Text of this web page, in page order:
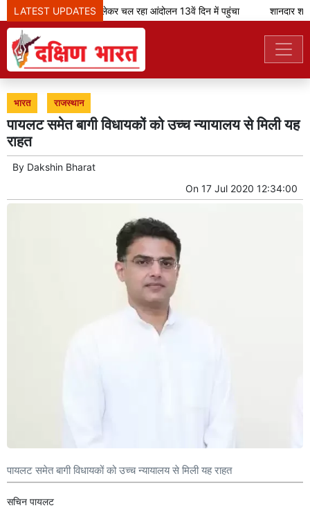
LATEST UPDATES
झारखंड: परीक्षा को लेकर चल रहा आंदोलन 13वें दिन में पहुंचा शानदार
भारत राजस्थान
पायलट समेत बागी विधायकों को उच्च न्यायालय से मिली यह
राहत
By Dakshin Bharat
On 17 Jul 2020 12:34:00
पायलट समेत बागी विधायकों को उच्च न्यायालय से मिली यह राहत
सचिन पायलट